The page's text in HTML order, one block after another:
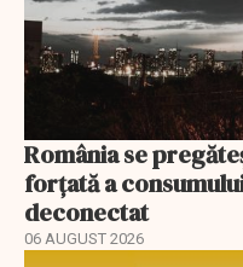
România se
forțată a
deconectat
06 AUGUST 2026